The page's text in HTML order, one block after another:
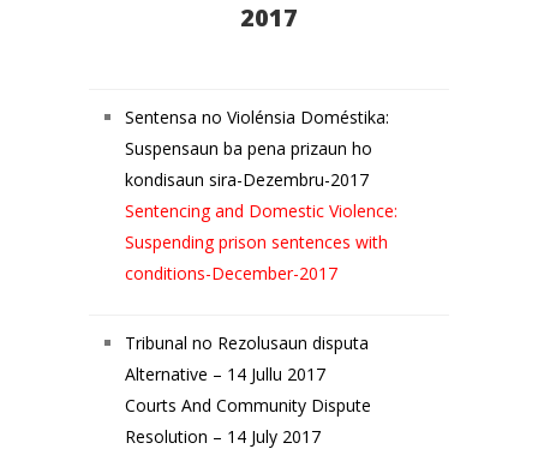
2017
Sentensa no Violénsia Doméstika:
Suspensaun ba pena prizaun ho
kondisaun sira-Dezembru-2017
Sentencing and Domestic Violence:
Suspending prison sentences with
conditions-December-2017
Tribunal no Rezolusaun disputa
Alternative – 14 Jullu 2017
Courts And Community Dispute
Resolution – 14 July 2017